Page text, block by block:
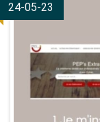
24-05-23